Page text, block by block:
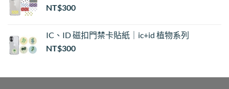
NT$300
IC、ID 磁扣門禁卡貼紙｜ic+id 植物系列
NT$300